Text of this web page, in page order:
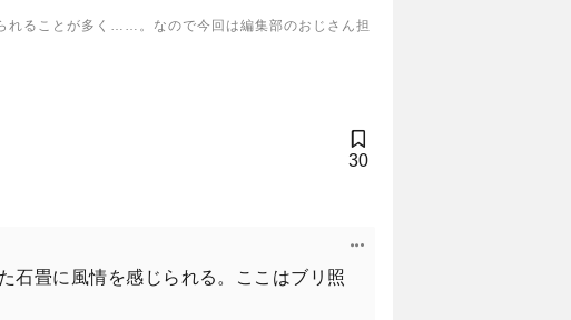
れることが多く……。なので今回は編集部のおじさん担
30
石畳に風情を感じられる。ここはブリ照